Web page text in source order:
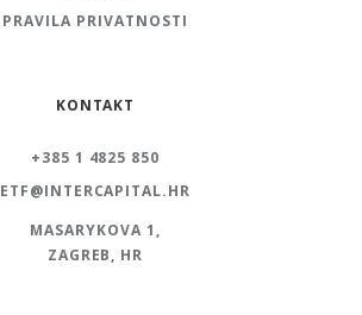
PRAVILA PRIVATNOSTI
KONTAKT
+385 1 4825 850
ETF@INTERCAPITAL.HR
MASARYKOVA 1,
ZAGREB, HR